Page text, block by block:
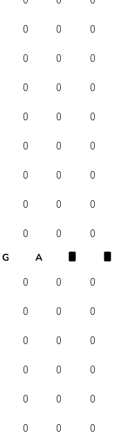
0 0 0
0 0 0
0 0 0
0 0 0
0 0 0
0 0 0
0 0 0
0 0 0
G A
0 0 0
0 0 0
0 0 0
0 0 0
0 0 0
0 0 0